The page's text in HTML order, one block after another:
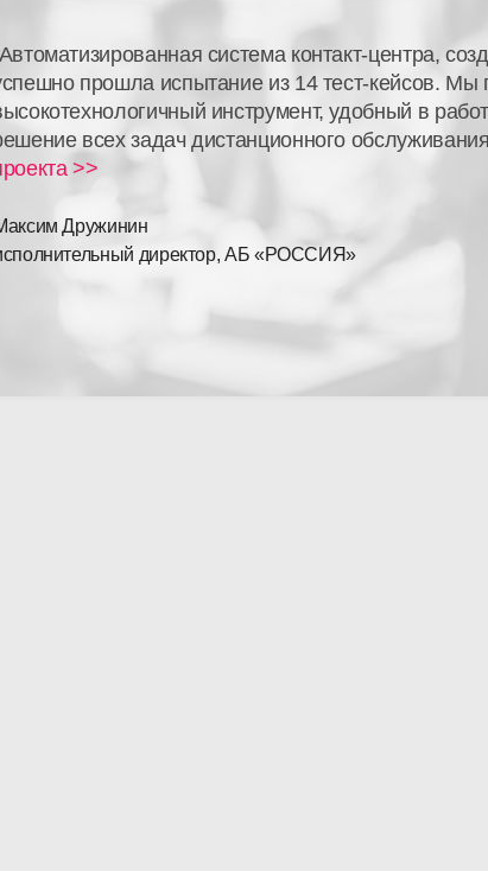
система контакт-центра,
прошла испытание из 14 тест-кейсов. Мы
инструмент, удобный в
всех задач дистанционного
>>
Дружинин
директор, АБ «РОССИЯ»